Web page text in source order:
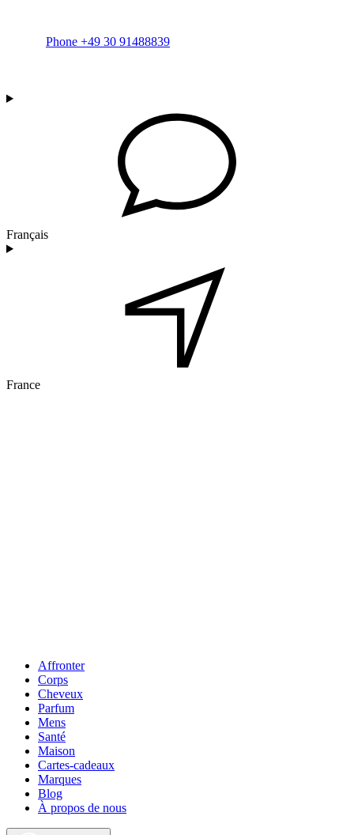
Phone +49 30 91488839
Français
France
Affronter
Corps
Cheveux
Parfum
Mens
Santé
Maison
Cartes-cadeaux
Marques
Blog
À propos de nous